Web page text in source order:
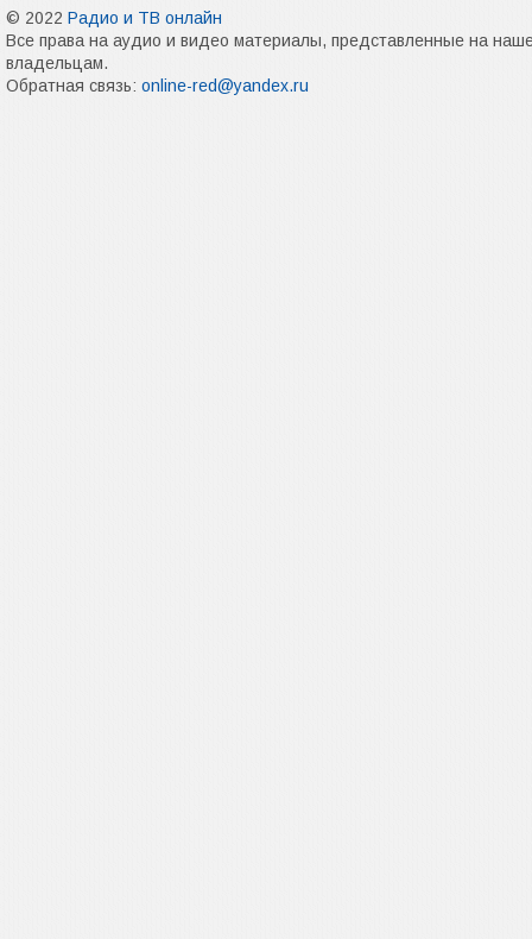
© 2022 Радио и ТВ онлайн
Все права на аудио и видео материалы, представленные на
владельцам.
Обратная связь: online-red@yandex.ru